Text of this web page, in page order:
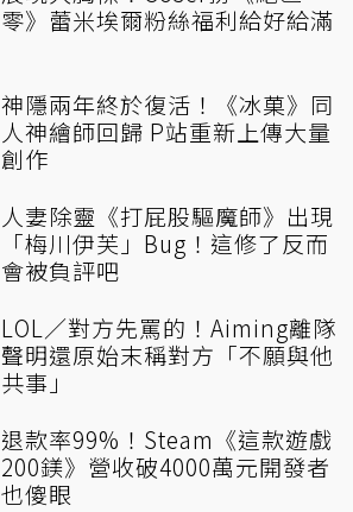
零》蕾米埃爾粉絲福利給好給滿
神隱兩年終於復活！《冰菓》同
人神繪師回歸 P站重新上傳大量
創作
人妻除靈《打屁股驅魔師》出現
「梅川伊芙」Bug！這修了反而
會被負評吧
LOL／對方先罵的！Aiming離隊
聲明還原始末稱對方「不願與他
共事」
退款率99%！Steam《這款遊戲
200鎂》營收破4000萬元開發者
也傻眼